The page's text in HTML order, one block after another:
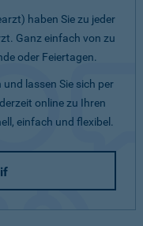
haben Sie zu jeder
Ganz einfach von zu
oder Feiertagen.
und lassen Sie sich per
online zu Ihren
einfach und flexibel.